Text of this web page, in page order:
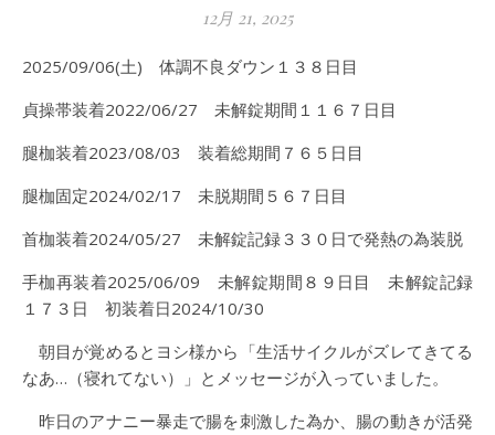
12月 21, 2025
2025/09/06(土) 体調不良ダウン１３８日目
貞操帯装着2022/06/27 未解錠期間１１６７日目
腿枷装着2023/08/03 装着総期間７６５日目
腿枷固定2024/02/17 未脱期間５６７日目
首枷装着2024/05/27 未解錠記録３３０日で発熱の為装脱
手枷再装着2025/06/09 未解錠期間８９日目 未解錠記録
１７３日 初装着日2024/10/30
朝目が覚めるとヨシ様から「生活サイクルがズレてきてる
なあ…（寝れてない）」とメッセージが入っていました。
昨日のアナニー暴走で腸を刺激した為か、腸の動きが活発